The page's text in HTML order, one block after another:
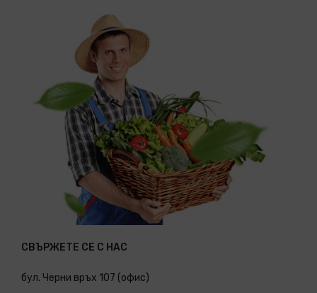
СВЪРЖЕТЕ СЕ С НАС
бул. Черни връх 107 (офис)